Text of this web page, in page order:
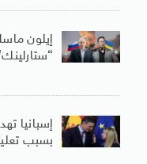
إيلون
إسبانيا
بسبب